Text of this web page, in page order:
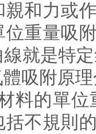
親和力或
位重量吸
就是特
吸附原
的單位重
不規則